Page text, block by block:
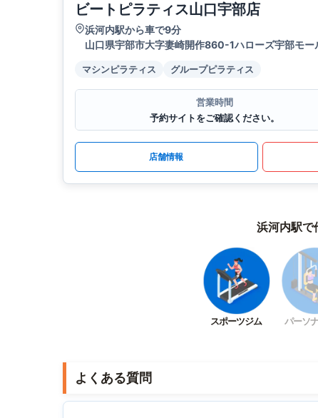
ビートピラティス山口宇部店
浜河内駅から車で9分
山口県宇部市大字妻崎開作860-1ハローズ宇部モー
マシンピラティス グループピラティス
営業時間
予約サイトをご確認ください。
店舗情報
浜河内駅で
スポーツジム パーソ
よくある質問